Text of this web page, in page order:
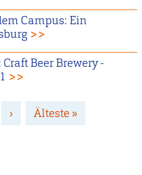
Campus: Ein
>>
Beer Brewery -
>>
Nächste
›
Letzte
Älteste »